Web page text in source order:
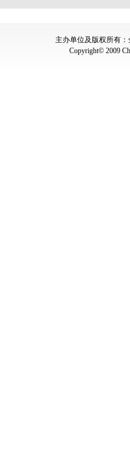
主办单位及版权所有
Copyright© 2009